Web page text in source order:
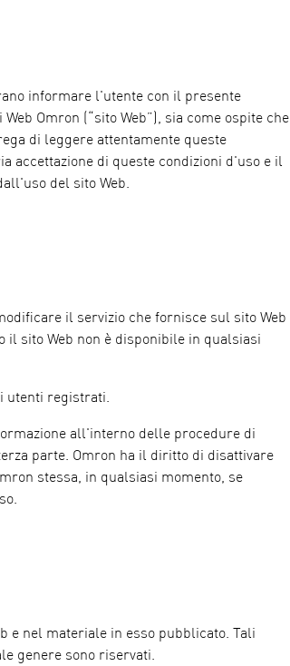
informare l'utente con il presente
Omron (“sito Web”), sia come ospite che
di leggere attentamente queste
accettazione di queste condizioni d'uso e il
del sito Web.
il servizio che fornisce sul sito Web
il sito Web non è disponibile in qualsiasi
utenti registrati.
all'interno delle procedure di
parte. Omron ha il diritto di disattivare
stessa, in qualsiasi momento, se
e nel materiale in esso pubblicato. Tali
genere sono riservati.